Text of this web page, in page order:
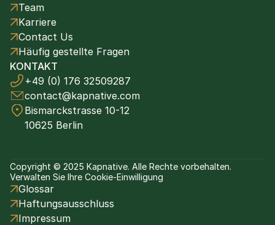
Team
Karriere
Contact Us
Häufig gestellte Fragen
KONTAKT
+49 (0) 176 32509287
contact@kapnative.com
Bismarckstrasse 10-12
10625 Berlin
Copyright © 2025 Kapnative. Alle Rechte vorbehalten.
Verwalten Sie Ihre Cookie-Einwilligung
Glossar
Haftungsausschluss
Impressum